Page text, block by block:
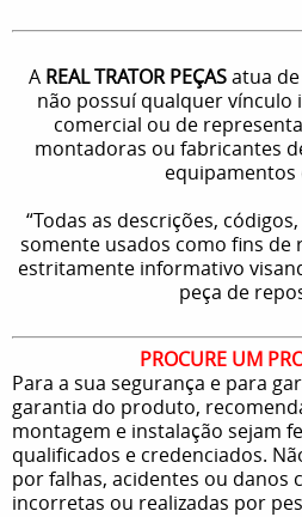
A REAL TRATOR PEÇASatua
não possuí qualquer
comercial ou de
montadoras ou fabricantes
equipamentos
“Todas as descrições,
somente usados como fins de
estritamente informativo
peça de
PROCURE UM
Para a sua segurança e para
garantia do produto,
montagem e instalação sejam
qualificados e credenciados.
por falhas, acidentes ou danos
incorretas ou realizadas por